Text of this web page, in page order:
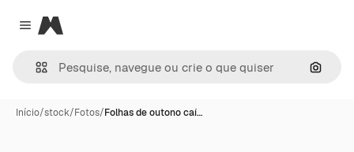
Close menu
Magnific
Início/stock/Fotos/Folhas de outono caí…